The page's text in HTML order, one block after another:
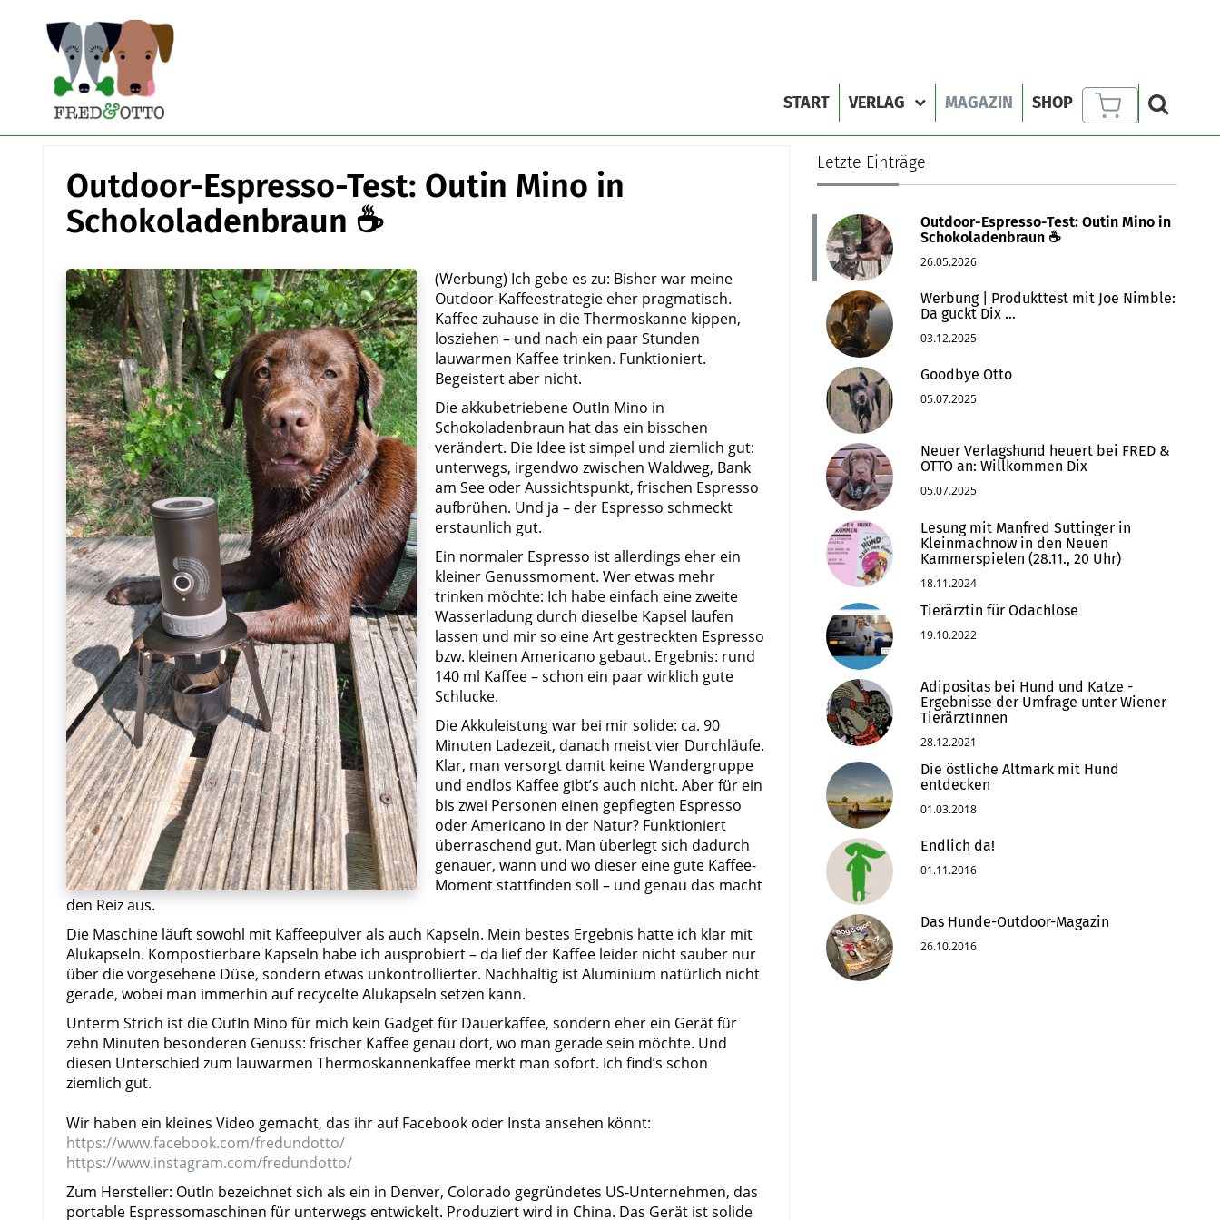
START VERLAG MAGAZIN SHOP
Outdoor-Espresso-Test: Outin Mino in
Schokoladenbraun ☕
(Werbung) Ich gebe es zu: Bisher war meine
Outdoor-Kaffeestrategie eher pragmatisch.
Kaffee zuhause in die Thermoskanne kippen,
losziehen – und nach ein paar Stunden
lauwarmen Kaffee trinken. Funktioniert.
Begeistert aber nicht.
Die akkubetriebene OutIn Mino in
Schokoladenbraun hat das ein bisschen
verändert. Die Idee ist simpel und ziemlich gut:
unterwegs, irgendwo zwischen Waldweg, Bank
am See oder Aussichtspunkt, frischen Espresso
aufbrühen. Und ja – der Espresso schmeckt
erstaunlich gut.
Ein normaler Espresso ist allerdings eher ein
kleiner Genussmoment. Wer etwas mehr
trinken möchte: Ich habe einfach eine zweite
Wasserladung durch dieselbe Kapsel laufen
lassen und mir so eine Art gestreckten Espresso
bzw. kleinen Americano gebaut. Ergebnis: rund
140 ml Kaffee – schon ein paar wirklich gute
Schlucke.
Die Akkuleistung war bei mir solide: ca. 90
Minuten Ladezeit, danach meist vier Durchläufe.
Klar, man versorgt damit keine Wandergruppe
und endlos Kaffee gibt’s auch nicht. Aber für ein
bis zwei Personen einen gepflegten Espresso
oder Americano in der Natur? Funktioniert
überraschend gut. Man überlegt sich dadurch
genauer, wann und wo dieser eine gute Kaffee-
Moment stattfinden soll – und genau das macht
den Reiz aus.
Die Maschine läuft sowohl mit Kaffeepulver als auch Kapseln. Mein bestes Ergebnis hatte ich klar mit
Alukapseln. Kompostierbare Kapseln habe ich ausprobiert – da lief der Kaffee leider nicht sauber nur
über die vorgesehene Düse, sondern etwas unkontrollierter. Nachhaltig ist Aluminium natürlich nicht
gerade, wobei man immerhin auf recycelte Alukapseln setzen kann.
Unterm Strich ist die OutIn Mino für mich kein Gadget für Dauerkaffee, sondern eher ein Gerät für
zehn Minuten besonderen Genuss: frischer Kaffee genau dort, wo man gerade sein möchte. Und
diesen Unterschied zum lauwarmen Thermoskannenkaffee merkt man sofort. Ich find’s schon
ziemlich gut.
Wir haben ein kleines Video gemacht, das ihr auf Facebook oder Insta ansehen könnt:
https://www.facebook.com/fredundotto/
https://www.instagram.com/fredundotto/
Zum Hersteller: OutIn bezeichnet sich als ein in Denver, Colorado gegründetes US-Unternehmen, das
portable Espressomaschinen für unterwegs entwickelt. Produziert wird in China. Das Gerät ist solide
Letzte Einträge
Outdoor-Espresso-Test: Outin Mino in
Schokoladenbraun ☕
26.05.2026
Werbung | Produkttest mit Joe Nimble:
Da guckt Dix ...
03.12.2025
Goodbye Otto
05.07.2025
Neuer Verlagshund heuert bei FRED &
OTTO an: Willkommen Dix
05.07.2025
Lesung mit Manfred Suttinger in
Kleinmachnow in den Neuen
Kammerspielen (28.11., 20 Uhr)
18.11.2024
Tierärztin für Odachlose
19.10.2022
Adipositas bei Hund und Katze -
Ergebnisse der Umfrage unter Wiener
TierärztInnen
28.12.2021
Die östliche Altmark mit Hund
entdecken
01.03.2018
Endlich da!
01.11.2016
Das Hunde-Outdoor-Magazin
26.10.2016